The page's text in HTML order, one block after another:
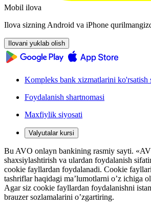
Mobil ilova
Ilova sizning Android va iPhone
Ilovani yuklab olish
Kompleks bank xizmatlarini ko'rsatish
Foydalanish shartnomasi
Maxfiylik siyosati
Valyutalar kursi
Bu AVO onlayn bankining rasmiy sayti.
shaxsiylashtirish va ulardan foydalanish
cookie fayllardan foydalanadi. Cookie
tashriflar haqidagi ma’lumotlarni o’z ichiga
Agar siz cookie fayllardan foydalanishni
brauzer sozlamalarini o’zgartiring.